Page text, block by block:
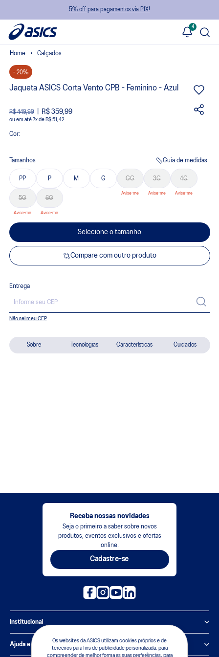
5% off para pagamentos via PIX!
4
Os websites da ASICS utilizam cookies próprios e de
terceiros para fins de publicidade personalizada, para
compreender de melhor forma as suas preferências, para
Sobre Tecnologias Características Cuidados
Calçados
- 20%
Jaqueta ASICS Corta Vento CPB - Feminino - Azul
R$ 449,99 R$ 359,99
ou 7xde R$ 51,42
Cor:
Tamanhos Guia de medidas
PP P M G GG 3G 4G
5G 6G
Selecione o tamanho
Compare com outro produto
Entrega
Não sei meu CEP
Receba nossas novidades
Seja o primeiro a saber sobre novos
produtos, eventos exclusivos e ofertas
online.
Cadastre-se
Institucional
Política de Privacidade
Ajuda e suporte